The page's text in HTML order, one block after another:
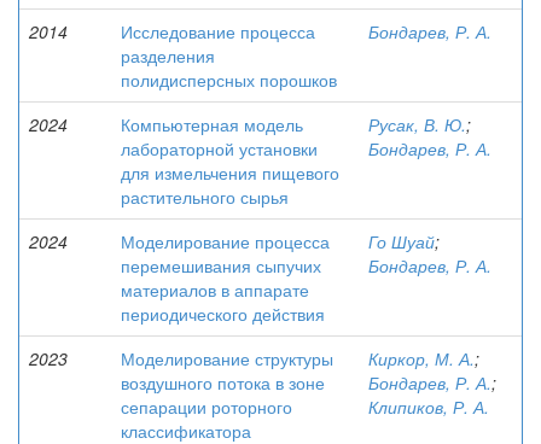
2014
Исследование процесса
разделения
полидисперсных порошков
Бондарев, Р. А.
2024
Компьютерная модель
лабораторной установки
для измельчения пищевого
растительного сырья
Русак, В. Ю.;
Бондарев, Р. А.
2024
Моделирование процесса
перемешивания сыпучих
материалов в аппарате
периодического действия
Го Шуай;
Бондарев, Р. А.
2023
Моделирование структуры
воздушного потока в зоне
сепарации роторного
классификатора
Киркор, М. А.;
Бондарев, Р. А.;
Клипиков, Р. А.